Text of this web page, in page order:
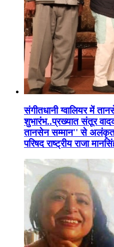
संगीतधानी ग्वालियर में
शुभारंभ..प्रख्यात संतूर
तानसेन सम्मान'' से
परिषद राष्ट्रीय राजा